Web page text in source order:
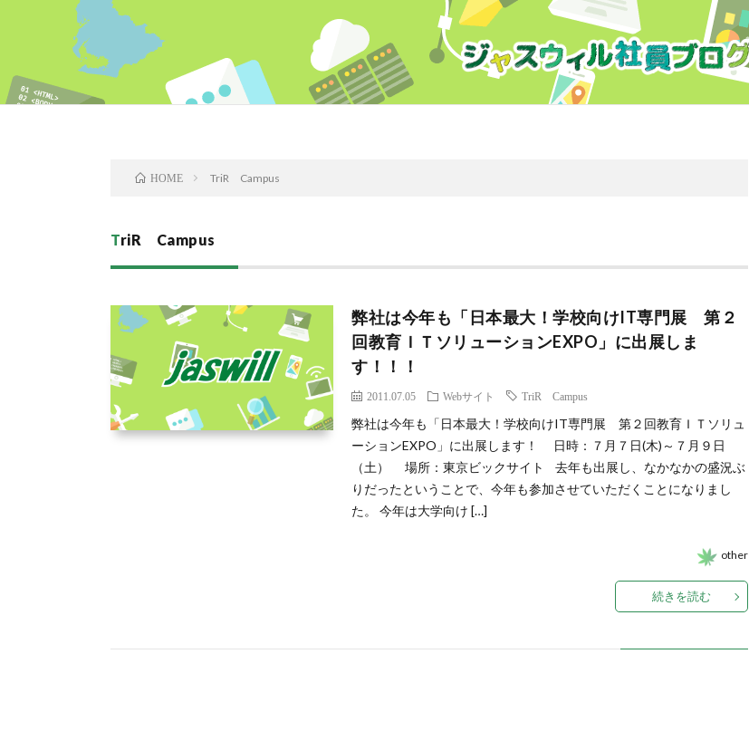
HOME TriR Campus
TriR Campus
弊社は今年も「日本最大！学校向けIT専門展 第２
回教育ＩＴソリューションEXPO」に出展しま
す！！！
2011.07.05 Webサイト TriR Campus
弊社は今年も「日本最大！学校向けIT専門展 第２回教育ＩＴソリュ
ーションEXPO」に出展します！ 日時：７月７日(木)～７月９日
（土） 場所：東京ビックサイト 去年も出展し、なかなかの盛況ぶ
りだったということで、今年も参加させていただくことになりまし
た。 今年は大学向け […]
other
続きを読む